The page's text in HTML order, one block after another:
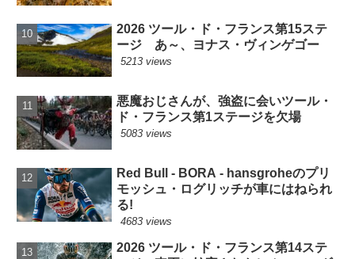
2026 ツール・ド・フランス第15ステ
ージ あ～、ヨナス・ヴィンゲゴー
5213 views
悪魔おじさんが、強盗に会いツール・
ド・フランス第1ステージを欠場
5083 views
Red Bull - BORA - hansgroheのプリ
モッシュ・ログリッチが車にはねられ
る!
4683 views
2026 ツール・ド・フランス第14ステ